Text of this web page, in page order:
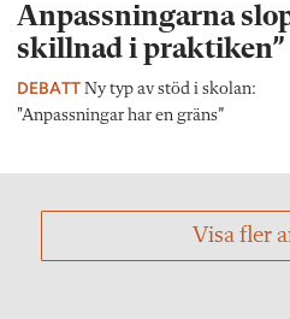
Anpassningarna
skillnad i praktiken”
DEBATT Ny typ av stöd i skolan:
"Anpassningar har en gräns”
Visa fler